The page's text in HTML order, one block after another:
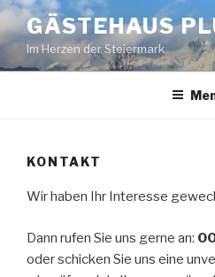
Zum
Inhalt
springen
GÄSTEHAUS
Im Herzen der Steiermark
KONTAKT
Wir haben Ihr Interesse
Dann rufen Sie uns gerne an:
oder schicken Sie uns eine